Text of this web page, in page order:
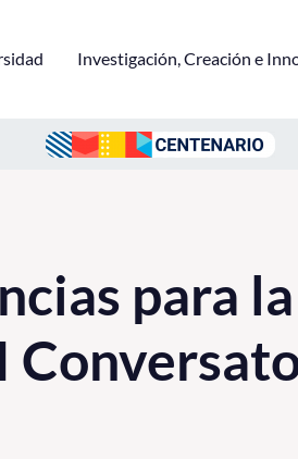
Investigación, Creación e
para